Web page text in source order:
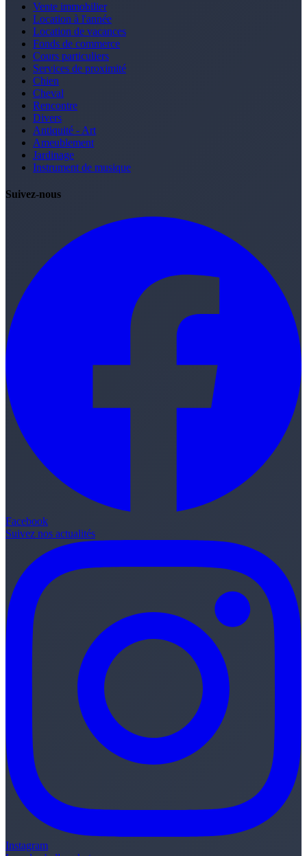
Vente immobilier
Location à l'année
Location de vacances
Fonds de commerce
Cours particuliers
Services de proximité
Chien
Cheval
Rencontre
Divers
Antiquité - Art
Ameublement
Jardinage
Instrument de musique
Suivez-nous
Facebook
Suivez nos actualités
Instagram